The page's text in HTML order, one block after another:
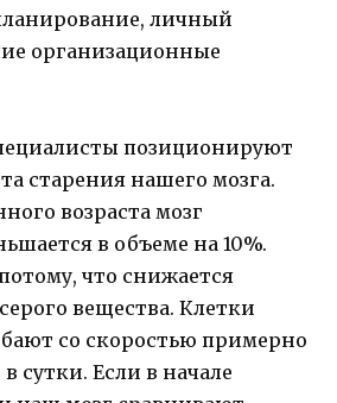
личный
организационные
позиционируют
старения нашего мозга.
возраста мозг
в объеме на 10%.
что снижается
вещества. Клетки
со скоростью примерно
сутки. Если в начале